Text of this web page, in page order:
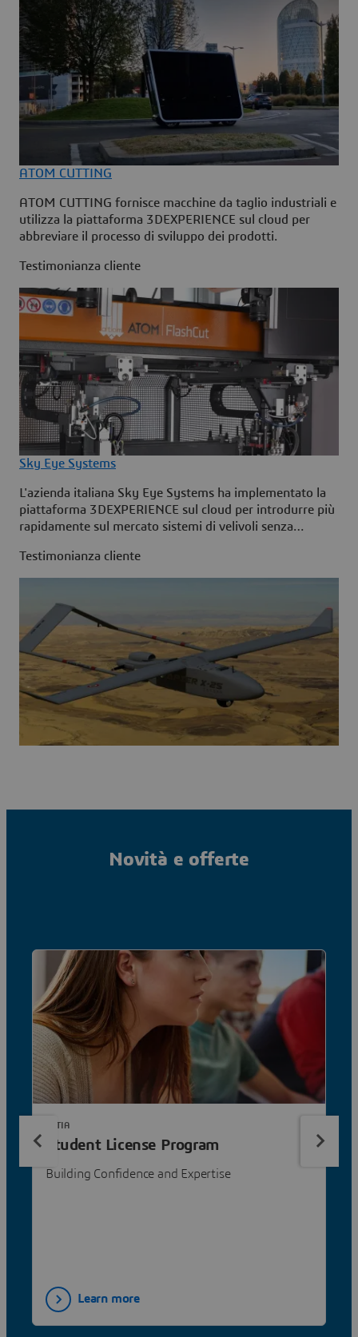
ATOM CUTTING
ATOM CUTTING fornisce macchine da taglio industriali e
utilizza la piattaforma 3DEXPERIENCE sul cloud per
abbreviare il processo di sviluppo dei prodotti.
Testimonianza cliente
Sky Eye Systems
L'azienda italiana Sky Eye Systems ha implementato la
piattaforma 3DEXPERIENCE sul cloud per introdurre più
rapidamente sul mercato sistemi di velivoli senza
Testimonianza cliente
Novità e offerte
Student License Program
Building Confidence and Expertise
CATIA
Learn more